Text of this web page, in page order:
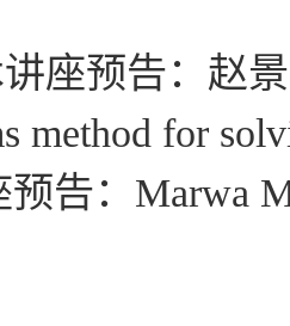
座预告：赵
method for
告：Marwa